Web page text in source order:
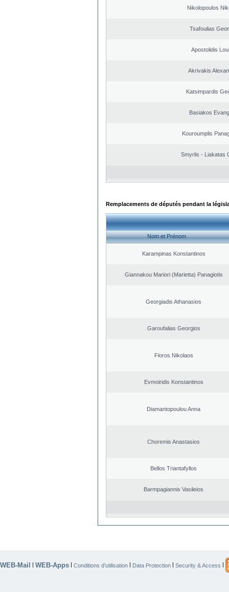
Nikolopoulos
Tsafoulias
Apostolidis
Akrivakis
Katsimpardis
Basiakos
Kouroumplis
Smyrlis - Liakatas
Remplacements de députés pendant la
Nom et Prénom
Karampinas Konstantinos
Giannakou Mariori (Marietta) Panagiotis
Georgiadis Athanasios
Garoufalias Georgios
Floros Nikolaos
Evmoiridis Konstantinos
Diamantopoulou Anna
Choremis Anastasios
Bellos Triantafyllos
Barmpagiannis Vasileios
WEB-Mail | WEB-Apps | Conditions d’utilisation | Data Protection | Security & Access |